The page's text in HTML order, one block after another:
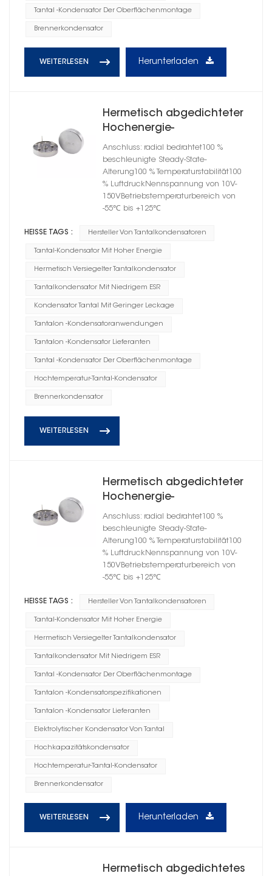
Tantal -Kondensator Der Oberflächenmontage
Brennerkondensator
WEITERLESEN Herunterladen
Hermetisch abgedichteter
Hochenergie-
Tantalkondensator im
zylindrischen Gehäuse B
Anschluss: radial bedrahtet100 %
beschleunigte Steady-State-
Alterung100 % Temperaturstabilität100
% LuftdruckNennspannung von 10V-
150VBetriebstemperaturbereich von
-55℃ bis +125℃
HEISSE TAGS : Hersteller Von Tantalkondensatoren
Tantal-Kondensator Mit Hoher Energie
Hermetisch Versiegelter Tantalkondensator
Tantalkondensator Mit Niedrigem ESR
Kondensator Tantal Mit Geringer Leckage
Tantalon -Kondensatoranwendungen
Tantalon -Kondensator Lieferanten
Tantal -Kondensator Der Oberflächenmontage
Hochtemperatur-Tantal-Kondensator
Brennerkondensator
WEITERLESEN
Hermetisch abgedichteter
Hochenergie-
Tantalkondensator im
zylindrischen Gehäuse C
Anschluss: radial bedrahtet100 %
beschleunigte Steady-State-
Alterung100 % Temperaturstabilität100
% LuftdruckNennspannung von 10V-
150VBetriebstemperaturbereich von
-55℃ bis +125℃
HEISSE TAGS : Hersteller Von Tantalkondensatoren
Tantal-Kondensator Mit Hoher Energie
Hermetisch Versiegelter Tantalkondensator
Tantalkondensator Mit Niedrigem ESR
Tantal -Kondensator Der Oberflächenmontage
Tantalon -Kondensatorspezifikationen
Tantalon -Kondensator Lieferanten
Elektrolytischer Kondensator Von Tantal
Hochkapazitätskondensator
Hochtemperatur-Tantal-Kondensator
Brennerkondensator
WEITERLESEN Herunterladen
Hermetisch abgedichtetes